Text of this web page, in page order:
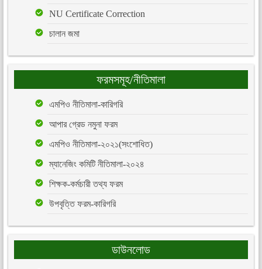
NU Certificate Correction
চালান জমা
ফরমসমূহ/নীতিমালা
এমপিও নীতিমালা-কারিগরি
আপার গ্রেড নমুনা ফরম
এমপিও নীতিমালা-২০২১(সংশোধিত)
ম্যানেজিং কমিটি নীতিমালা-২০২৪
শিক্ষক-কর্মচারী তথ্য ফরম
উপবৃত্তি ফরম-কারিগরি
ডাউনলোড